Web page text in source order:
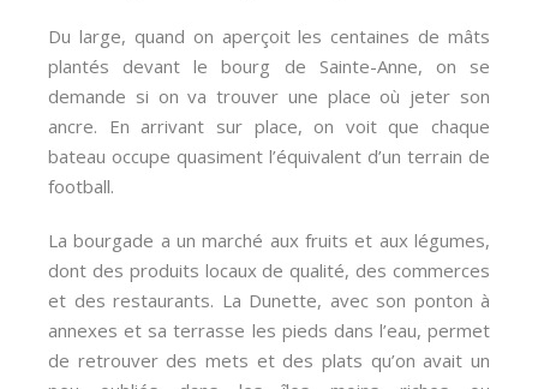
Du large, quand on aperçoit les centaines de mâts
plantés devant le bourg de Sainte-Anne, on se
demande si on va trouver une place où jeter son
ancre. En arrivant sur place, on voit que chaque
bateau occupe quasiment l’équivalent d’un terrain de
football.
La bourgade a un marché aux fruits et aux légumes,
dont des produits locaux de qualité, des commerces
et des restaurants. La Dunette, avec son ponton à
annexes et sa terrasse les pieds dans l’eau, permet
de retrouver des mets et des plats qu’on avait un